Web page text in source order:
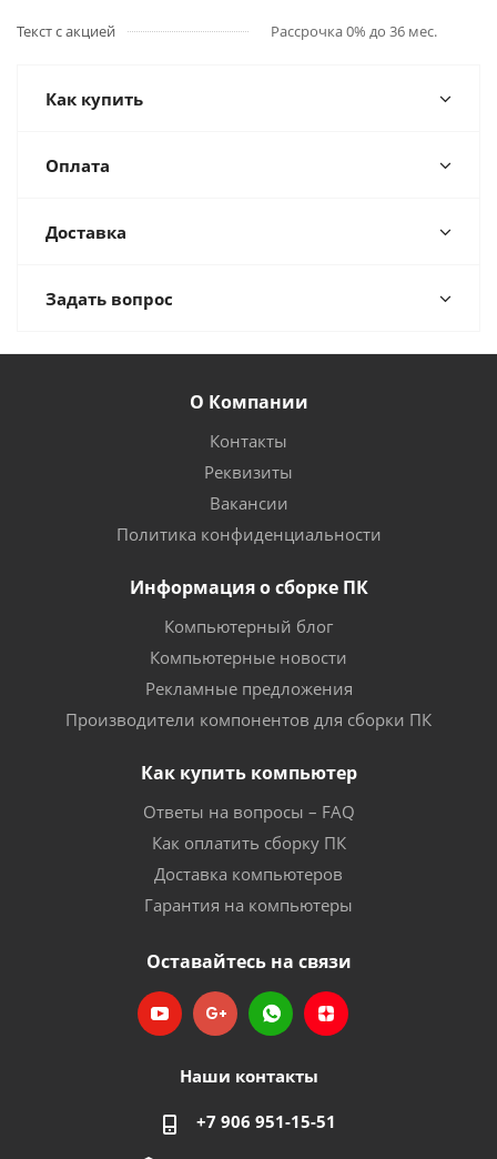
Текст с акцией Рассрочка 0% до 36 мес.
Как купить
Оплата
Доставка
Задать вопрос
О Компании
Контакты
Реквизиты
Вакансии
Политика конфиденциальности
Информация о сборке ПК
Компьютерный блог
Компьютерные новости
Рекламные предложения
Производители компонентов для сборки ПК
Как купить компьютер
Ответы на вопросы – FAQ
Как оплатить сборку ПК
Доставка компьютеров
Гарантия на компьютеры
Оставайтесь на связи
Наши контакты
+7 906 951-15-51